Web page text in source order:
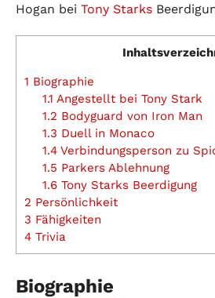
Hogan bei Tony Starks
1 Biographie
1.1 Angestellt bei Tony Stark
1.2 Bodyguard von Iron Man
1.3 Duell in Monaco
1.4Verbindungsperson zu
1.5 Parkers Ablehnung
1.6Tony Starks Beerdigung
2 Persönlichkeit
3 Fähigkeiten
4 Trivia
Biographie